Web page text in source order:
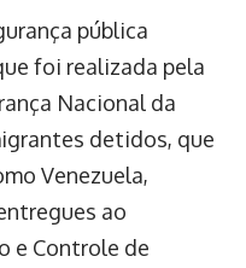
pública
foi realizada pela
Nacional da
detidos, que
Venezuela,
ao
e Controle de